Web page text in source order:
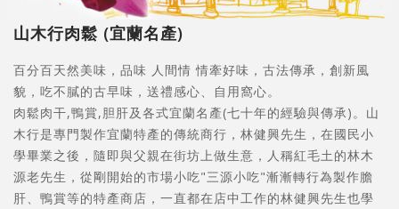
山木行肉鬆 (宜蘭名產)
百分百天然美味，品味 人間情 情牽好味，古法傳承，創新風
貌，吃不膩的古早味，送禮感心、自用窩心。
肉鬆肉干,鴨賞,胆肝及各式宜蘭名產(七十年的經驗與傳承)。山
木行是專門製作宜蘭特產的傳統商行，林健興先生，在國民小
學畢業之後，隨即與父親在街坊上做生意，人稱紅毛土的林木
源老先生，從剛開始的市場小吃"三源小吃"漸漸轉行為製作膽
肝、鴨賞等的特產商店，一直都在店中工作的林健興先生也學